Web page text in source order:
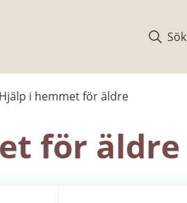
Sök
Hjälp i hemmet för äldre
för äldre